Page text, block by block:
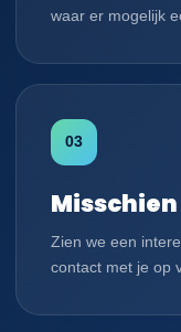
waar er mogelijk
03
Zien we een
contact met je op